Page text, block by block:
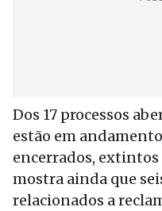
Dos 17 processos
estão em
encerrados, extintos
mostra ainda que
relacionados a